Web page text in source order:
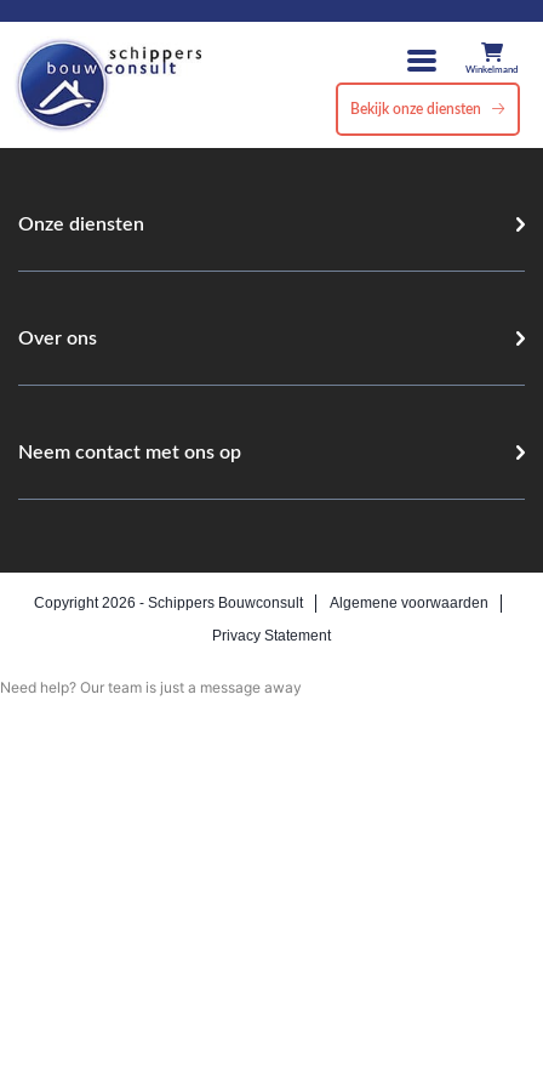
Winkelmand
Bekijk onze diensten
Onze diensten
Over ons
Neem contact met ons op
Copyright 2026 - Schippers Bouwconsult
Algemene voorwaarden
Privacy Statement
Need help? Our team is just a message away